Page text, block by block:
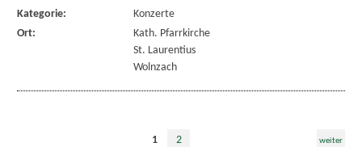
Kategorie:
Konzerte
Ort:
Kath. Pfarrkirche
St. Laurentius
Wolnzach
1 2 weiter